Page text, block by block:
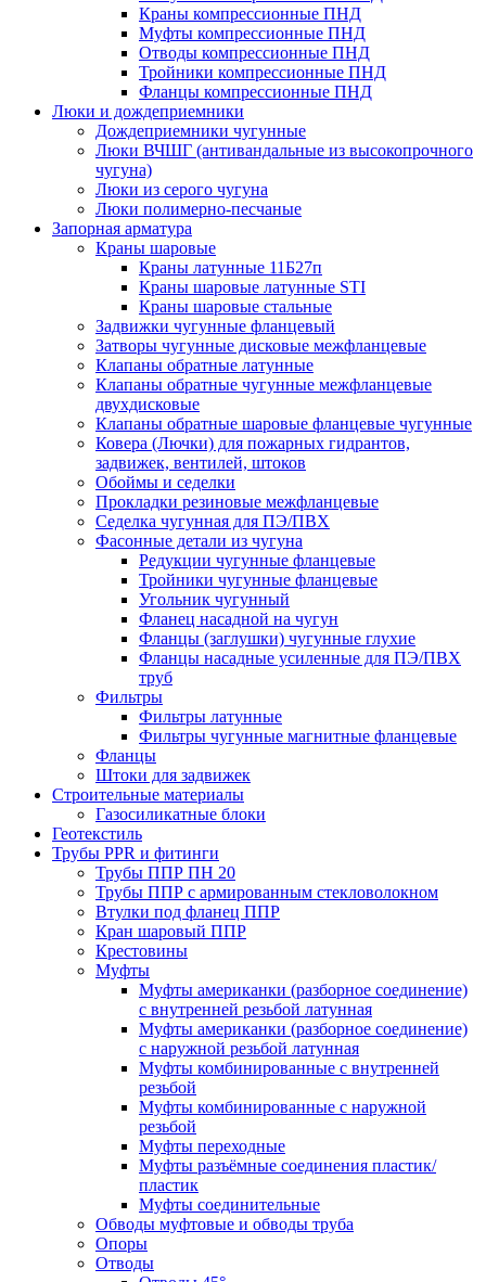
Краны компрессионные ПНД
Муфты компрессионные ПНД
Отводы компрессионные ПНД
Тройники компрессионные ПНД
Фланцы компрессионные ПНД
Люки и дождеприемники
Дождеприемники чугунные
Люки ВЧШГ (антивандальные из высокопрочного
чугуна)
Люки из серого чугуна
Люки полимерно-песчаные
Запорная арматура
Краны шаровые
Краны латунные 11Б27п
Краны шаровые латунные STI
Краны шаровые стальные
Задвижки чугунные фланцевый
Затворы чугунные дисковые межфланцевые
Клапаны обратные латунные
Клапаны обратные чугунные межфланцевые
двухдисковые
Клапаны обратные шаровые фланцевые чугунные
Ковера (Лючки) для пожарных гидрантов,
задвижек, вентилей, штоков
Обоймы и седелки
Прокладки резиновые межфланцевые
Седелка чугунная для ПЭ/ПВХ
Фасонные детали из чугуна
Редукции чугунные фланцевые
Тройники чугунные фланцевые
Угольник чугунный
Фланец насадной на чугун
Фланцы (заглушки) чугунные глухие
Фланцы насадные усиленные для ПЭ/ПВХ
труб
Фильтры
Фильтры латунные
Фильтры чугунные магнитные фланцевые
Фланцы
Штоки для задвижек
Строительные материалы
Газосиликатные блоки
Геотекстиль
Трубы PPR и фитинги
Трубы ППР ПН 20
Трубы ППР с армированным стекловолокном
Втулки под фланец ППР
Кран шаровый ППР
Крестовины
Муфты
Муфты американки (разборное соединение)
с внутренней резьбой латунная
Муфты американки (разборное соединение)
с наружной резьбой латунная
Муфты комбинированные с внутренней
резьбой
Муфты комбинированные с наружной
резьбой
Муфты переходные
Муфты разъёмные соединения пластик/
пластик
Муфты соединительные
Обводы муфтовые и обводы труба
Опоры
Отводы